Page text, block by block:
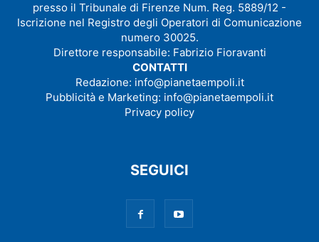
presso il Tribunale di Firenze Num. Reg. 5889/12 -
Iscrizione nel Registro degli Operatori di Comunicazione
numero 30025.
Direttore responsabile: Fabrizio Fioravanti
CONTATTI
Redazione: info@pianetaempoli.it
Pubblicità e Marketing: info@pianetaempoli.it
Privacy policy
SEGUICI